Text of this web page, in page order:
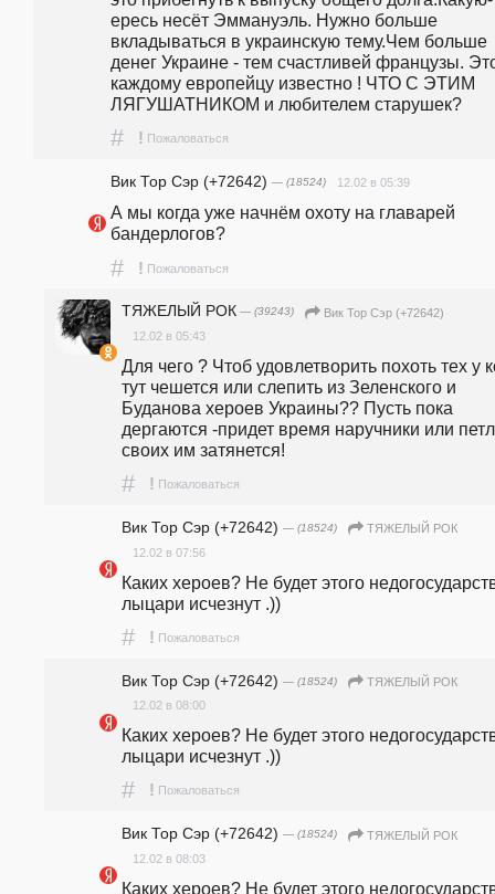
ересь несёт Эммануэль. Нужно больше
вкладываться в украинскую тему.Чем больше
денег Украине - тем счастливей французы.
каждому европейцу известно ! ЧТО С ЭТИМ
ЛЯГУШАТНИКОМ и любителем старушек?
# ! Пожаловаться
Вик Тор Сэр (+72642) — (18524) 12.02 в 05:39
А мы когда уже начнём охоту на главарей
бандерлогов?
# ! Пожаловаться
ТЯЖЕЛЫЙ РОК — (39243)
Вик Тор Сэр (+72642)
12.02 в 05:43
Для чего ? Чтоб удовлетворить похоть тех у
тут чешется или слепить из Зеленского и
Буданова хероев Украины?? Пусть пока
дергаются -придет время наручники или
своих им затянется!
# ! Пожаловаться
Вик Тор Сэр (+72642) — (18524)
ТЯЖЕЛЫЙ РОК
12.02 в 07:56
Каких хероев? Не будет этого
лыцари исчезнут .))
# ! Пожаловаться
Вик Тор Сэр (+72642) — (18524)
ТЯЖЕЛЫЙ РОК
12.02 в 08:00
Каких хероев? Не будет этого
лыцари исчезнут .))
# ! Пожаловаться
Вик Тор Сэр (+72642) — (18524)
ТЯЖЕЛЫЙ РОК
12.02 в 08:03
Каких хероев? Не будет этого